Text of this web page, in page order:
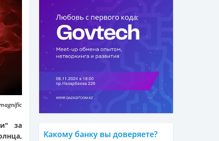
за
Какому банку вы доверяете?